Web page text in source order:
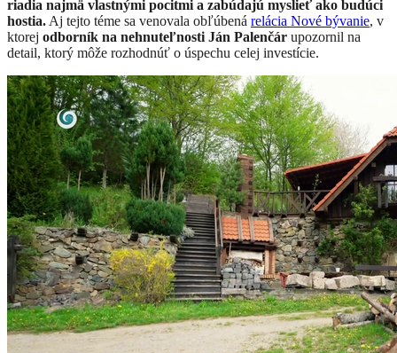
riadia najmä vlastnými pocitmi a zabúdajú myslieť ako budúci
hostia. Aj tejto téme sa venovala obľúbená relácia Nové bývanie, v
ktorej odborník na nehnuteľnosti Ján Palenčár upozornil na
detail, ktorý môže rozhodnúť o úspechu celej investície.